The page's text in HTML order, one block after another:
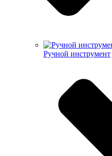
Ручной инструмент